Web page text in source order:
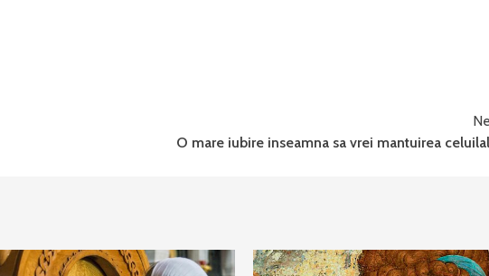
O mare iubire inseamna sa vrei mantuirea